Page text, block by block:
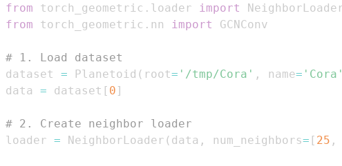
from torch_geometric . loader import
from torch_geometric . nn import
# 1. Load dataset
dataset = Planetoid ( root= '/tmp/Cora' , name= 'Cora'
data = dataset [ 0 ]
# 2. Create neighbor loader
loader = NeighborLoader ( data , num_neighbors= [ 25 ,